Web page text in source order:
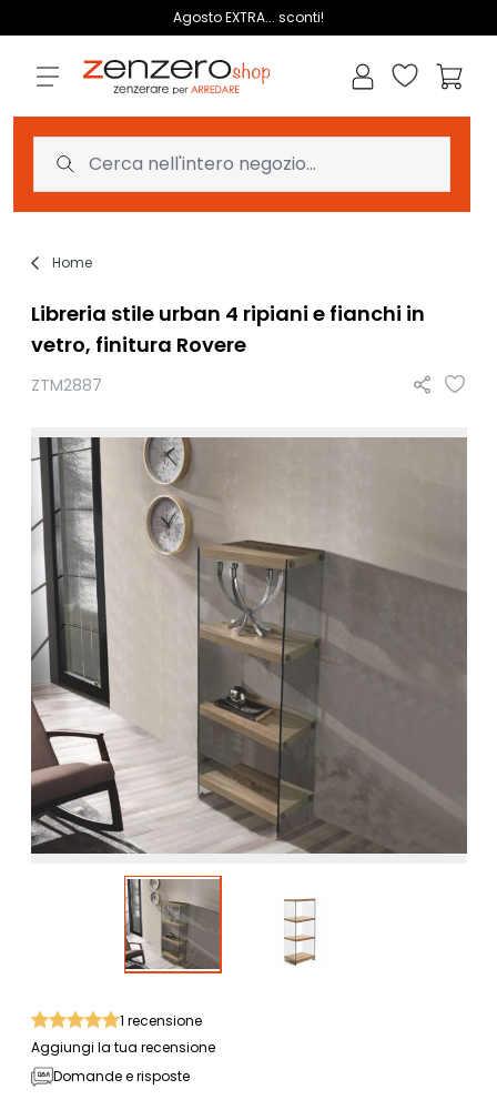
Agosto EXTRA... sconti!
Lista dei
Home
Libreria stile urban 4 ripiani e fianchi in
vetro, finitura Rovere
ZTM2887
1 recensione
Aggiungi la tua recensione
Domande e risposte